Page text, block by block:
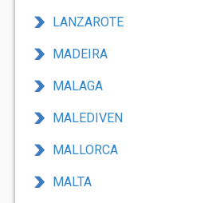
LANZAROTE
MADEIRA
MALAGA
MALEDIVEN
MALLORCA
MALTA